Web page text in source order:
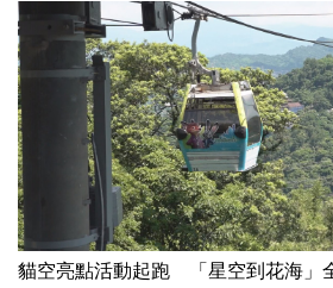
貓空亮點活動起跑 「星空到花海」